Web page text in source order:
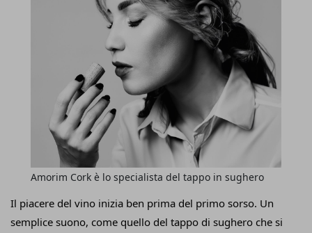
Il piacere del vino inizia ben prima del primo sorso. Un
semplice suono, come quello del tappo di sughero che si
Amorim Cork è lo specialista del tappo in sughero